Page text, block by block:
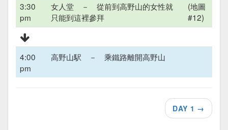
3:30
pm
女人堂 － 從前到高野山的女性就
只能到這裡參拜
(地圖
#12)
4:00
pm
高野山駅 － 乘鐵路離開高野山
DAY 1 →